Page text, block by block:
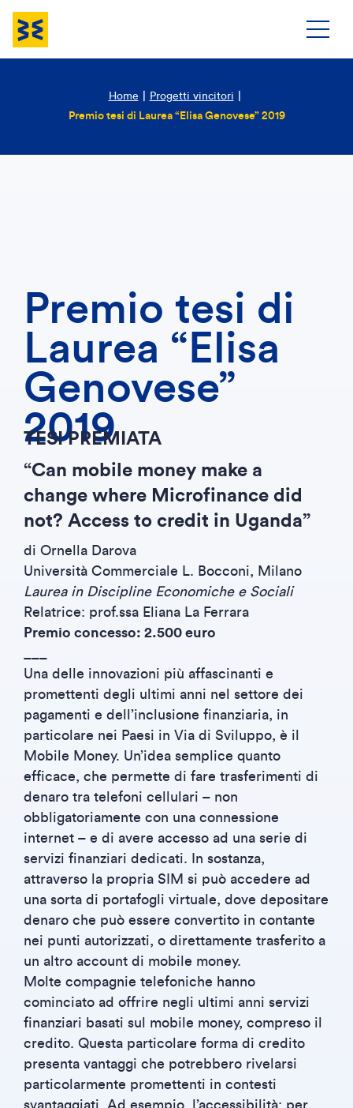
Home Progetti vincitori
Premio tesi di Laurea “Elisa Genovese” 2019
Premio tesi di
Laurea “Elisa
Genovese”
2019
TESI PREMIATA
“Can mobile money make a
change where Microfinance did
not? Access to credit in Uganda”
di Ornella Darova
Università Commerciale L. Bocconi, Milano
Laurea in Discipline Economiche e Sociali
Relatrice: prof.ssa Eliana La Ferrara
Premio concesso: 2.500 euro
Una delle innovazioni più affascinanti e
promettenti degli ultimi anni nel settore dei
pagamenti e dell’inclusione finanziaria, in
particolare nei Paesi in Via di Sviluppo, è il
Mobile Money. Un’idea semplice quanto
efficace, che permette di fare trasferimenti di
denaro tra telefoni cellulari – non
obbligatoriamente con una connessione
internet – e di avere accesso ad una serie di
servizi finanziari dedicati. In sostanza,
attraverso la propria SIM si può accedere ad
una sorta di portafogli virtuale, dove depositare
denaro che può essere convertito in contante
nei punti autorizzati, o direttamente trasferito a
un altro account di mobile money.
Molte compagnie telefoniche hanno
cominciato ad offrire negli ultimi anni servizi
finanziari basati sul mobile money, compreso il
credito. Questa particolare forma di credito
presenta vantaggi che potrebbero rivelarsi
particolarmente promettenti in contesti
svantaggiati. Ad esempio, l’accessibilità: per